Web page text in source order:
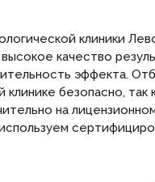
клиники
качество
эффекта.
клинике безопасно, так
на